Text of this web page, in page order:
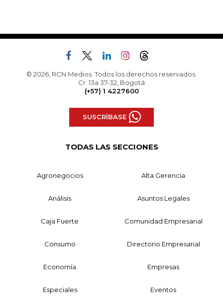
© 2026, RCN Medios. Todos los derechos reservados.
Cr. 13a 37-32, Bogotá
(+57) 1 4227600
SUSCRÍBASE
TODAS LAS SECCIONES
Agronegocios Alta Gerencia
Análisis Asuntos Legales
Caja Fuerte Comunidad Empresarial
Consumo Directorio Empresarial
Economía Empresas
Especiales Eventos